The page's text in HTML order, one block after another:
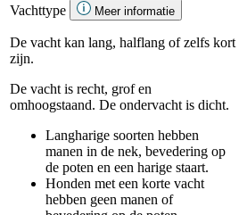
Vachttype Meer informatie
De vacht kan lang, halflang of zelfs kort
zijn.
De vacht is recht, grof en
omhoogstaand. De ondervacht is dicht.
Langharige soorten hebben
manen in de nek, bevedering op
de poten en een harige staart.
Honden met een korte vacht
hebben geen manen of